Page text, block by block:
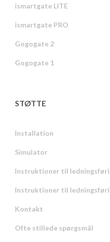
ismartgate LITE
ismartgate PRO
Gogogate 2
Gogogate 1
STØTTE
Installation
Simulator
Instruktioner til
Instruktioner til
Kontakt
Ofte stillede spørgsmål